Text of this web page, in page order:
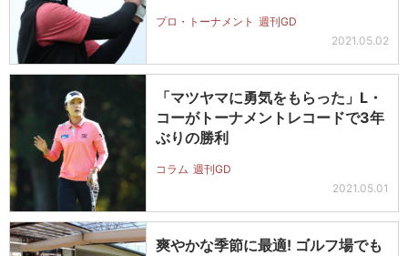
プロ・トーナメント 週刊GD
2021.05.02
「マツヤマに勇気をもらった」L・
コーがトーナメントレコードで3年
ぶりの勝利
コラム 週刊GD
2021.05.01
爽やかな季節に最適! ゴルフ場でも